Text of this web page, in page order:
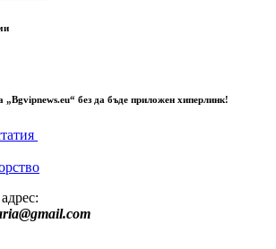
„Bgvipnews.eu“ без да бъде приложен хиперлинк!